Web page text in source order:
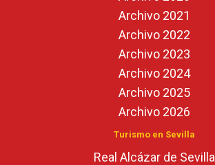
Archivo 2021
Archivo 2022
Archivo 2023
Archivo 2024
Archivo 2025
Archivo 2026
Turismo en Sevilla
Real Alcázar de Sevilla